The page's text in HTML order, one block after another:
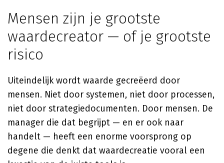
Mensen zijn je grootste
waardecreator — of je grootste
risico
Uiteindelijk wordt waarde gecreëerd door
mensen. Niet door systemen, niet door processen,
niet door strategiedocumenten. Door mensen. De
manager die dat begrijpt — en er ook naar
handelt — heeft een enorme voorsprong op
degene die denkt dat waardecreatie vooral een